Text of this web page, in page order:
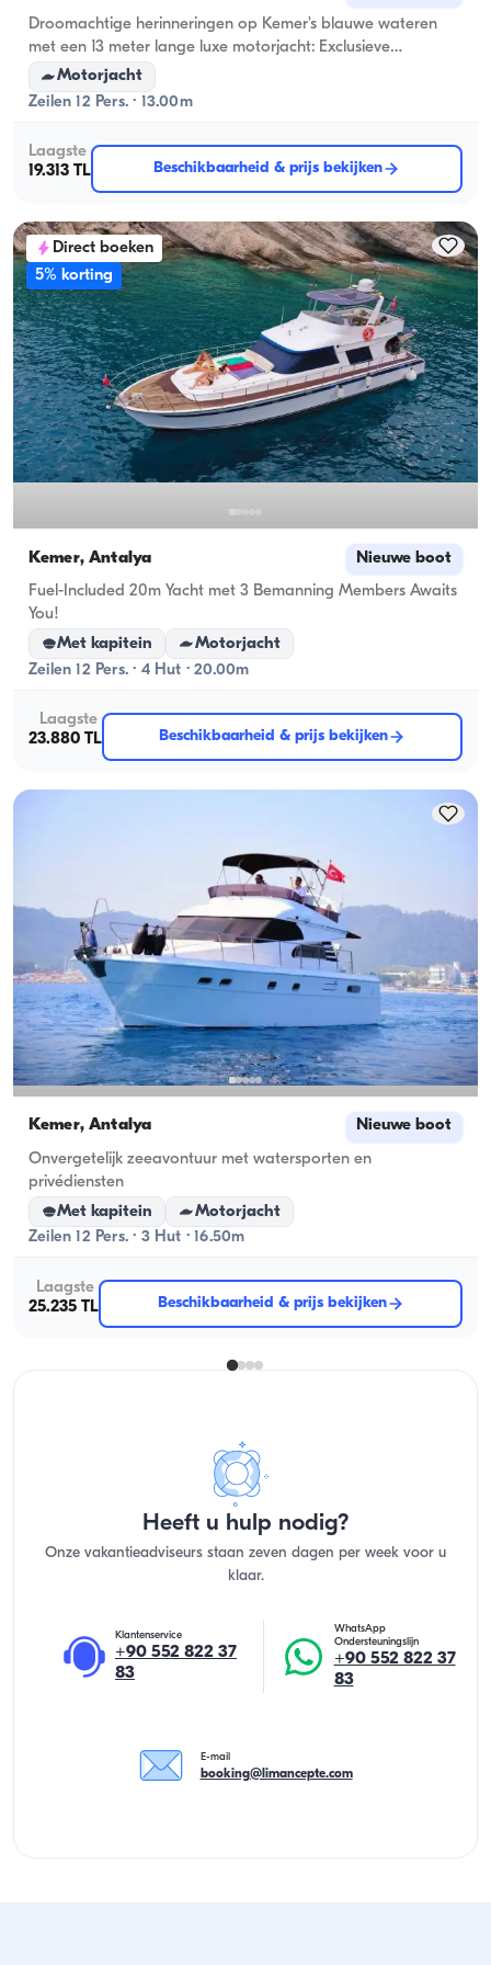
Droomachtige herinneringen op Kemer's blauwe wateren
met een 13 meter lange luxe motorjacht: Exclusieve
maritieme ontdekkingstocht voor 12 personen en
pakketdeals!
Motorjacht
Zeilen 12 Pers. · 13.00m
Laagste
19.313 TL
Beschikbaarheid & prijs bekijken
Direct boeken
5% korting
Kemer, Antalya Nieuwe boot
Fuel-Included 20m Yacht met 3 Bemanning Members Awaits
You!
Met kapitein
Motorjacht
Zeilen 12 Pers. · 4 Hut · 20.00m
Laagste
23.880 TL
Beschikbaarheid & prijs bekijken
Kemer, Antalya Nieuwe boot
Onvergetelijk zeeavontuur met watersporten en
privédiensten
Met kapitein
Motorjacht
Zeilen 12 Pers. · 3 Hut · 16.50m
Laagste
25.235 TL
Beschikbaarheid & prijs bekijken
Heeft u hulp nodig?
Onze vakantieadviseurs staan zeven dagen per week voor u
klaar.
Klantenservice
+90 552 822 37
83
WhatsApp
Ondersteuningslijn
+90 552 822 37
83
E-mail
booking@limancepte.com